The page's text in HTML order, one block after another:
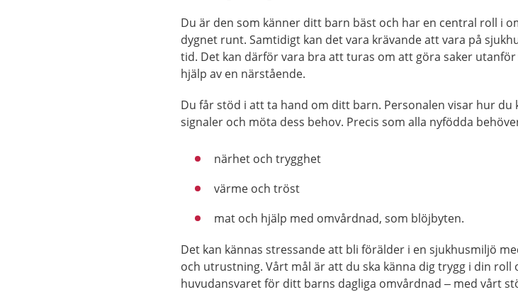
Du är den som känner ditt barn bäst och har en central roll i
dygnet runt. Samtidigt kan det vara krävande att vara på
tid. Det kan därför vara bra att turas omatt göra saker
hjälp av en närstående.
Du får stöd i att ta hand om ditt barn. Personalen visar hur du
signaler och möta dess behov. Precis som alla nyfödda
närhet och trygghet
värme och tröst
mat och hjälp med omvårdnad, som blöjbyten.
Det kan kännas stressande att bli förälder i en sjukhusmiljö
och utrustning. Vårt mål är att du ska känna dig trygg i din roll
huvudansvaret för ditt barns dagliga omvårdnad – med vårt